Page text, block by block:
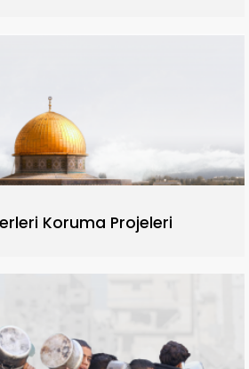
Koruma Projeleri